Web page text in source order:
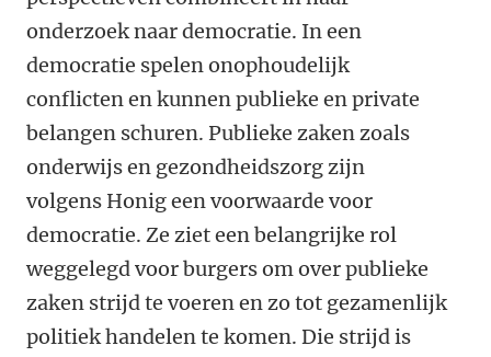
onderzoek naar democratie. In een
democratie spelen onophoudelijk
conflicten en kunnen publieke en private
belangen schuren. Publieke zaken zoals
onderwijs en gezondheidszorg zijn
volgens Honig een voorwaarde voor
democratie. Ze ziet een belangrijke rol
weggelegd voor burgers om over publieke
zaken strijd te voeren en zo tot gezamenlijk
politiek handelen te komen. Die strijd is